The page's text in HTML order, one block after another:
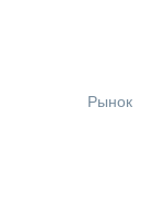
Рынок